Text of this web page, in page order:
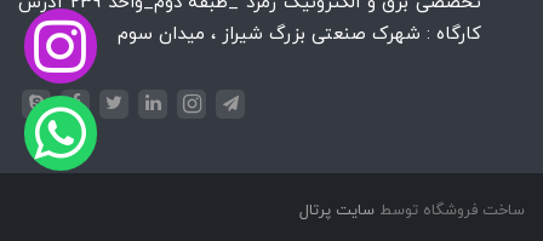
کارگاه : شهرک صنعتی بزرگ شیراز ، میدان سوم
ساخت فروشگاه توسط سایت پرتال